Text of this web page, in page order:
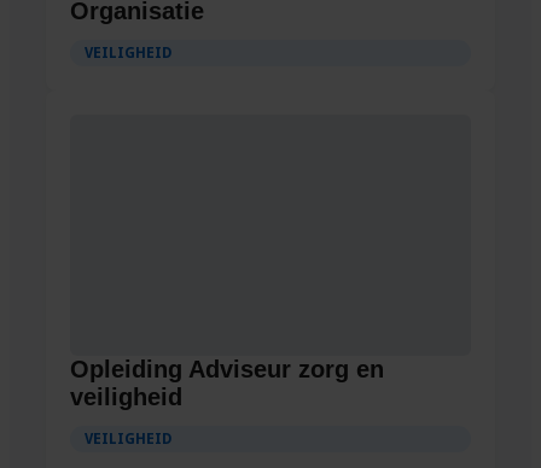
Organisatie
VEILIGHEID
Opleiding Adviseur zorg en
veiligheid
VEILIGHEID